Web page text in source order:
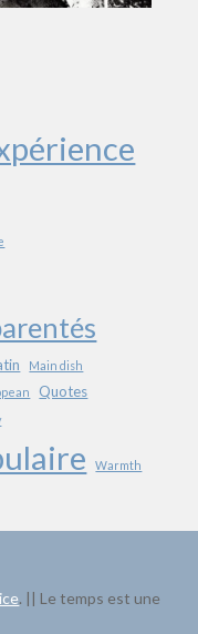
Main dish
Quotes
Warmth
. || Le temps est une